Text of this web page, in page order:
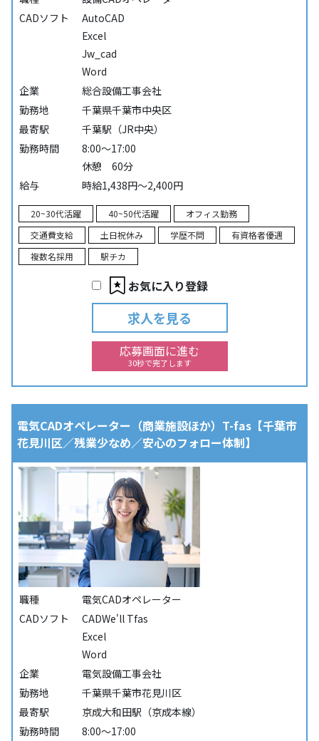
CADソフト
AutoCAD
Excel
Jw_cad
Word
企業
総合設備工事会社
勤務地
千葉県千葉市中央区
最寄駅
千葉駅（JR中央）
勤務時間
8:00～17:00
休憩 60分
給与
時給1,438円～2,400円
20~30代活躍 40~50代活躍
オフィス勤務
交通費支給
土日祝休み 学歴不問
有資格者優遇
複数名採用
駅チカ
お気に入り登録
求人を見る
応募画面に進む
30秒で完了します
電気CADオペレーター（商業施設ほか）T-fas【千葉市
花見川区／残業少なめ／安心のフォロー体制】
職種
電気CADオペレーター
CADソフト
CADWe'll Tfas
Excel
Word
企業
電気設備工事会社
勤務地
千葉県千葉市花見川区
最寄駅
京成大和田駅（京成本線）
勤務時間
8:00～17:00